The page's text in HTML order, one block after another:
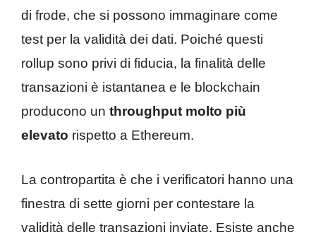
di frode, che si possono immaginare come
test per la validità dei dati. Poiché questi
rollup sono privi di fiducia, la finalità delle
transazioni è istantanea e le blockchain
producono un throughput molto più
elevato rispetto a Ethereum.
La contropartita è che i verificatori hanno una
finestra di sette giorni per contestare la
validità delle transazioni inviate. Esiste anche